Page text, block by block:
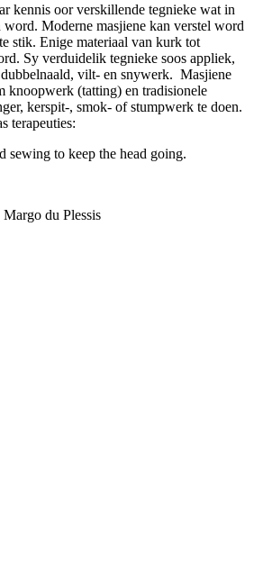
kennis oor verskillende tegnieke wat in
Moderne masjiene kan verstel word
stik. Enige materiaal van kurk tot
Sy verduidelik tegnieke soos appliek,
vilt- en snywerk. Masjiene
knoopwerk (tatting) en tradisionele
kerspit-, smok- of stumpwerk te doen.
terapeuties:
sewing to keep the head going.
Margo du Plessis